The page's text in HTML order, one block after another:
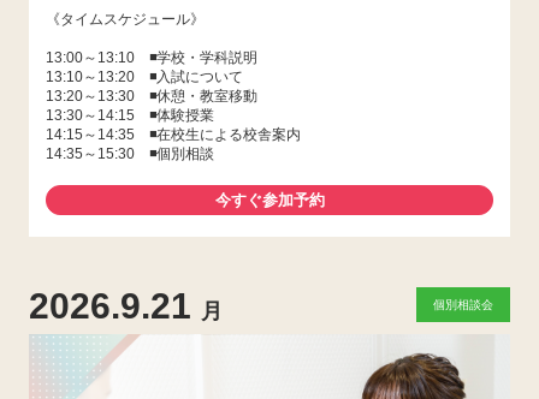
《タイムスケジュール》
13:00～13:10 ◾️学校・学科説明
13:10～13:20 ◾️入試について
13:20～13:30 ◾️休憩・教室移動
13:30～14:15 ◾️体験授業
14:15～14:35 ◾️在校生による校舎案内
14:35～15:30 ◾️個別相談
今すぐ参加予約
2026.9.21 月 個別相談会